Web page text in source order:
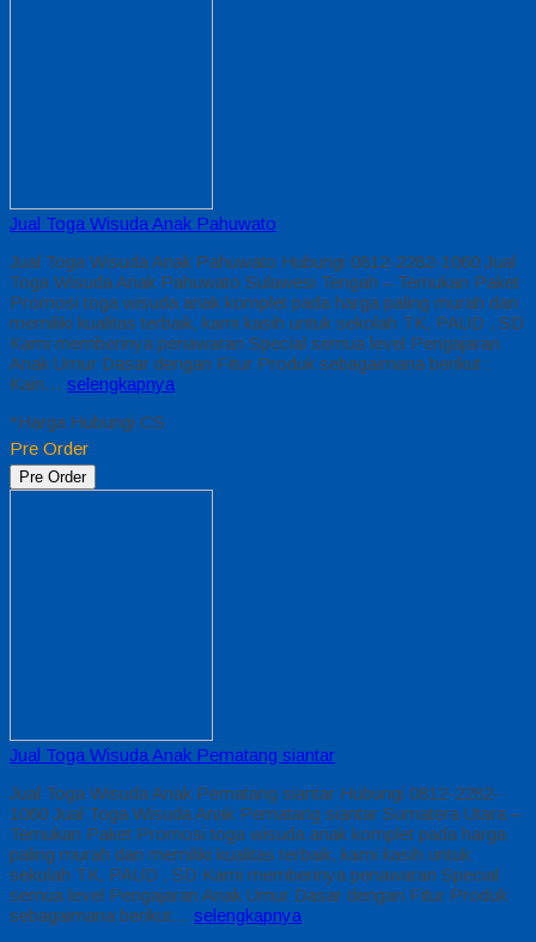
Jual Toga Wisuda Anak Pahuwato
Jual Toga Wisuda Anak Pahuwato Hubungi 0812-2282-1060 Jual
Toga Wisuda Anak Pahuwato Sulawesi Tengah – Temukan Paket
Promosi toga wisuda anak komplet pada harga paling murah dan
memiliki kualitas terbaik, kami kasih untuk sekolah TK, PAUD , SD
Kami memberinya penawaran Special semua level Pengajaran
Anak Umur Dasar dengan Fitur Produk sebagaimana berikut :
Kain… selengkapnya
*Harga Hubungi CS
Pre Order
Pre Order
Jual Toga Wisuda Anak Pematang siantar
Jual Toga Wisuda Anak Pematang siantar Hubungi 0812-2282-
1060 Jual Toga Wisuda Anak Pematang siantar Sumatera Utara –
Temukan Paket Promosi toga wisuda anak komplet pada harga
paling murah dan memiliki kualitas terbaik, kami kasih untuk
sekolah TK, PAUD , SD Kami memberinya penawaran Special
semua level Pengajaran Anak Umur Dasar dengan Fitur Produk
sebagaimana berikut… selengkapnya